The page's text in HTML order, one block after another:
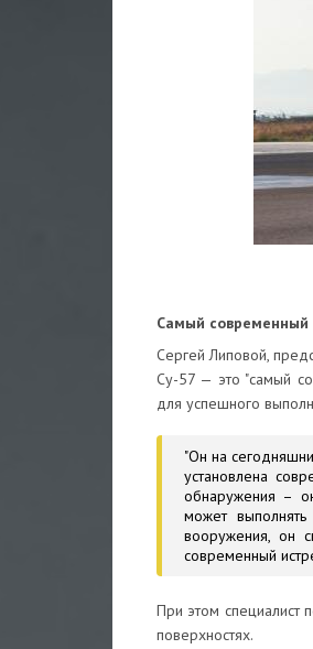
Самый современный
Сергей Липовой,
Су-57 — это "самый
для успешного
"Он на
установлена
обнаружения –
может
вооружения, он
современный
При этом специалист
поверхностях.